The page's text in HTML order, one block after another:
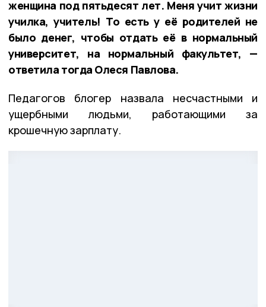
женщина под пятьдесят лет. Меня учит жизни
училка, учитель! То есть у её родителей не
было денег, чтобы отдать её в нормальный
университет, на нормальный факультет, —
ответила тогда Олеся Павлова.
Педагогов блогер назвала несчастными и
ущербными людьми, работающими за
крошечную зарплату.